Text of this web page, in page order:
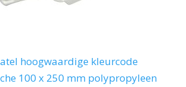
hoogwaardige kleurcode
100 x 250 mm polypropyleen